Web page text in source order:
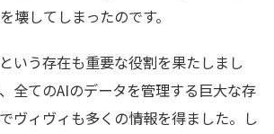
壊してしまったのです。
いう存在も重要な役割を果たしまし
全てのAIのデータを管理する巨大な存
ヴィヴィも多くの情報を得ました。し